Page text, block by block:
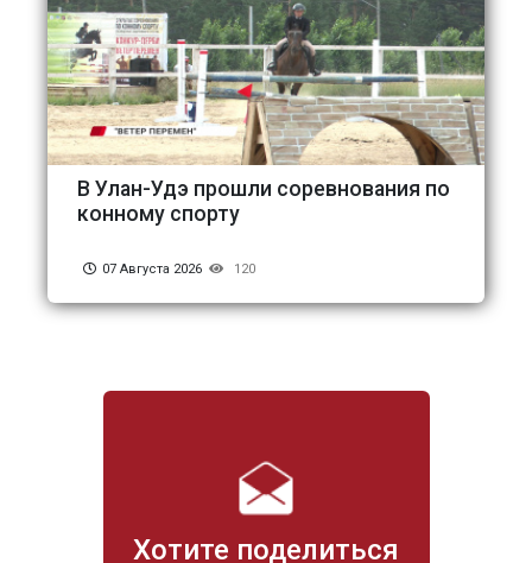
Хотите поделиться
В Улан-Удэ прошли соревнования по
конному спорту
07 Августа 2026 120